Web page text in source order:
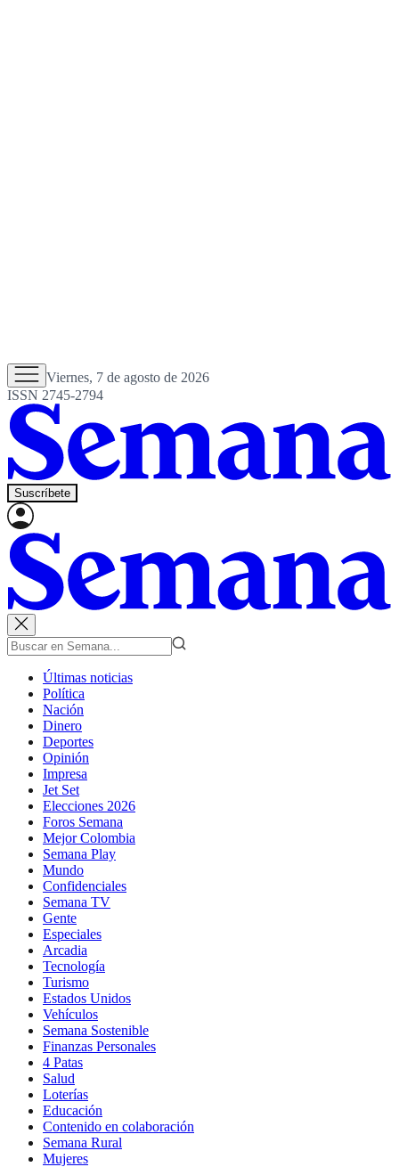
Viernes, 7 de agosto de 2026
ISSN 2745-2794
Suscríbete
Últimas noticias
Política
Nación
Dinero
Deportes
Opinión
Impresa
Jet Set
Elecciones 2026
Foros Semana
Mejor Colombia
Semana Play
Mundo
Confidenciales
Semana TV
Gente
Especiales
Arcadia
Tecnología
Turismo
Estados Unidos
Vehículos
Semana Sostenible
Finanzas Personales
4 Patas
Salud
Loterías
Educación
Contenido en colaboración
Semana Rural
Mujeres